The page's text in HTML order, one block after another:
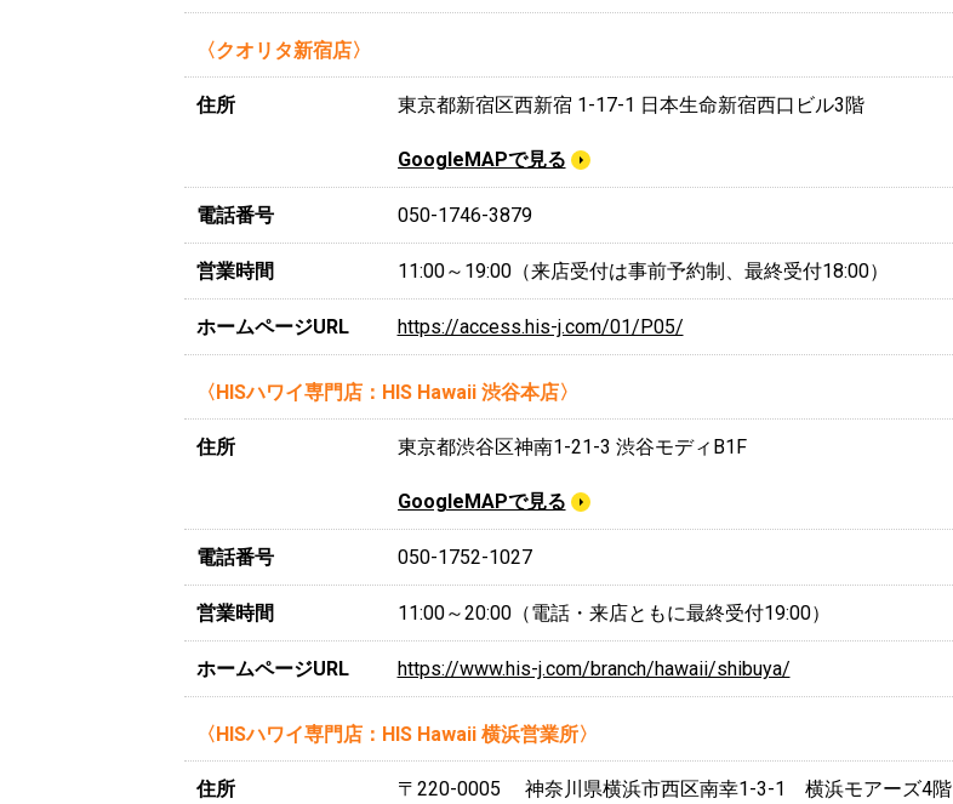
〈クオリタ新宿店〉
住所 東京都新宿区西新宿 1-17-1 日本生命新宿西口ビル3階
GoogleMAPで見る
電話番号 050-1746-3879
営業時間 11:00～19:00（来店受付は事前予約制、最終受付18:00）
ホームページURL https://access.his-j.com/01/P05/
〈HISハワイ専門店：HIS Hawaii 渋谷本店〉
住所 東京都渋谷区神南1-21-3 渋谷モディB1F
GoogleMAPで見る
電話番号 050-1752-1027
営業時間 11:00～20:00（電話・来店ともに最終受付19:00）
ホームページURL https://www.his-j.com/branch/hawaii/shibuya/
〈HISハワイ専門店：HIS Hawaii 横浜営業所〉
住所 〒220-0005 神奈川県横浜市西区南幸1-3-1 横浜モアーズ4階